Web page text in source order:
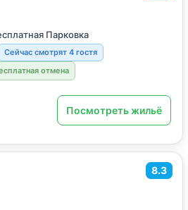
Парковка
Сейчас смотрят 4 гостя
отмена
Посмотреть жильё
8.3